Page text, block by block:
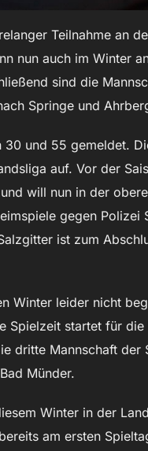
Teilnahme an
nun auch im Winter
sind die
Springe und
30 und 55 gemeldet.
auf. Vor der
will nun in der
gegen Polizei
ist zum
Winter leider nicht
Spielzeit startet für
dritte Mannschaft der
Münder.
Winter in der
am ersten